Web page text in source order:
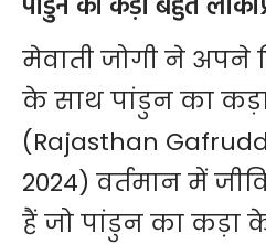
मेवाती जोगी ने अपने
के साथ पांडुन का कड़ा
(Rajasthan
2024) वर्तमान में
हैं जो पांडुन का कड़ा